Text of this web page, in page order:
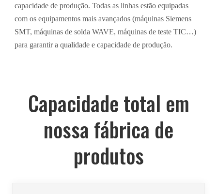
capacidade de produção. Todas as linhas estão equipadas
com os equipamentos mais avançados (máquinas Siemens
SMT, máquinas de solda WAVE, máquinas de teste TIC…)
para garantir a qualidade e capacidade de produção.
Capacidade total em
nossa fábrica de
produtos